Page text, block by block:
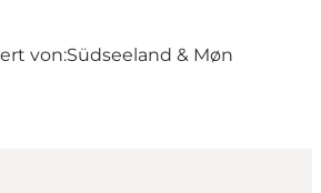
von:Südseeland & Møn